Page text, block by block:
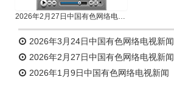
2026年2月27日中国有色网络电视新闻
2026年3月24日中国有色网络电视新闻
2026年2月27日中国有色网络电视新闻
2026年1月9日中国有色网络电视新闻